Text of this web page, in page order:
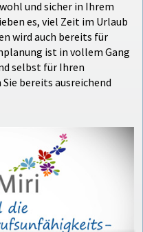
und sicher in Ihrem
es, viel Zeit im Urlaub
wird auch bereits für
ist in vollem Gang
selbst für Ihren
bereits ausreichend